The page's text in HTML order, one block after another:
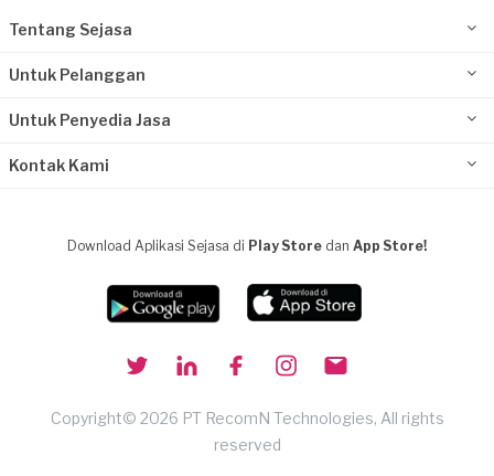
Tentang Sejasa
Untuk Pelanggan
Untuk Penyedia Jasa
Kontak Kami
Download Aplikasi Sejasa di Play Store dan App Store!
Copyright© 2026 PT RecomN Technologies, All rights
reserved